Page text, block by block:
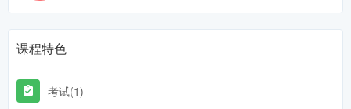
课程特色
考试(1)